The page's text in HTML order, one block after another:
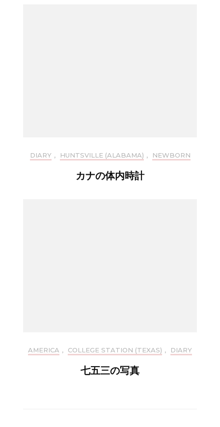
DIARY , HUNTSVILLE (ALABAMA) , NEWBORN
カナの体内時計
AMERICA , COLLEGE STATION (TEXAS) , DIARY
七五三の写真